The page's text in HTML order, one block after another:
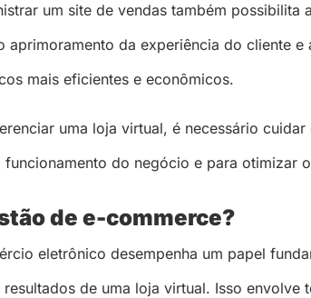
um site de vendas também possibilita
aprimoramento da experiência do cliente e
mais eficientes e econômicos.
uma loja virtual, é necessário
funcionamento do negócio e para otimizar
de e-commerce?
eletrônico desempenha um papel
de uma loja virtual. Isso envolve